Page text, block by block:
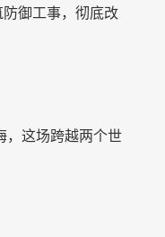
御工事，彻底改
，这场跨越两个世